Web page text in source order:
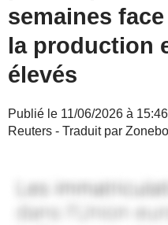
semaines
la production
élevés
Publié le 11/06/2026 à 15:46
Reuters - Traduit par